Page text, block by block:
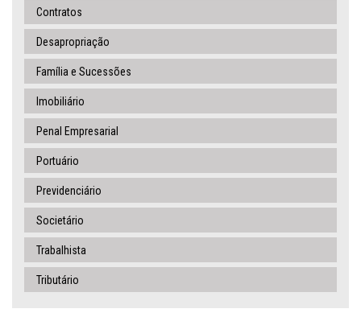
Contratos
Desapropriação
Família e Sucessões
Imobiliário
Penal Empresarial
Portuário
Previdenciário
Societário
Trabalhista
Tributário